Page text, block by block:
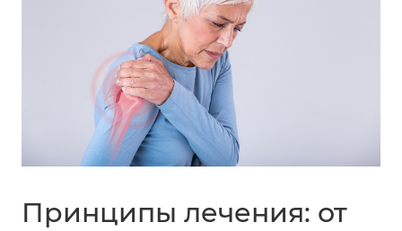
Принципы лечения: от